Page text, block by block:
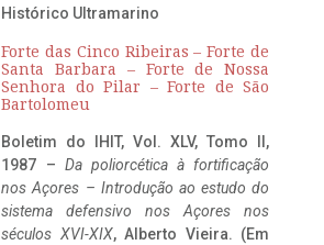
Histórico Ultramarino
Forte das Cinco Ribeiras – Forte de
Santa Barbara – Forte de Nossa
Senhora do Pilar – Forte de São
Bartolomeu
Boletim do IHIT, Vol. XLV, Tomo II,
1987 – Da poliorcética à fortificação
nos Açores – Introdução ao estudo do
sistema defensivo nos Açores nos
séculos XVI-XIX, Alberto Vieira. (Em